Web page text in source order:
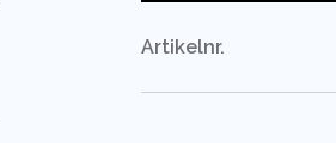
Artikelnr.